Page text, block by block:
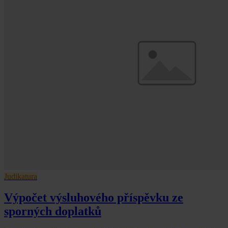
Judikatura
Výpočet výsluhového příspěvku ze
sporných doplatků